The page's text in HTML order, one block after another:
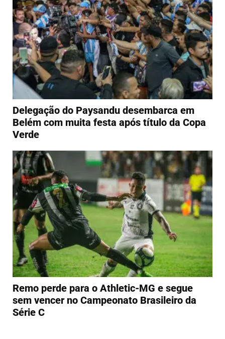
Delegação do Paysandu desembarca em
Belém com muita festa após título da Copa
Verde
Remo perde para o Athletic-MG e segue
sem vencer no Campeonato Brasileiro da
Série C